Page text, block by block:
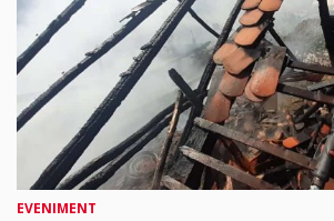
EVENIMENT